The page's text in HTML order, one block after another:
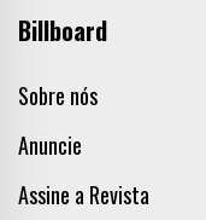
Billboard
Sobre nós
Anuncie
Assine a Revista